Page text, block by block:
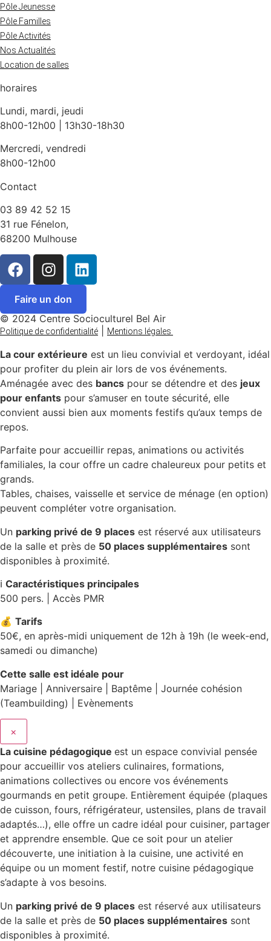
Pôle Jeunesse
Pôle Familles
Pôle Activités
Nos Actualités
Location de salles
horaires
Lundi, mardi, jeudi
8h00-12h00 | 13h30-18h30
Mercredi, vendredi
8h00-12h00
Contact
03 89 42 52 15
31 rue Fénelon,
68200 Mulhouse
Faire un don
© 2024 Centre Socioculturel Bel Air
Politique de confidentialité Mentions légales
La cour extérieure est un lieu convivial et verdoyant, idéal
pour profiter du plein air lors de vos événements.
Aménagée avec des bancs pour se détendre et des jeux
pour enfants pour s’amuser en toute sécurité, elle
convient aussi bien aux moments festifs qu’aux temps de
repos.
Parfaite pour accueillir repas, animations ou activités
familiales, la cour offre un cadre chaleureux pour petits et
grands.
Tables, chaises, vaisselle et service de ménage (en option)
peuvent compléter votre organisation.
Un parking privé de 9 places est réservé aux utilisateurs
de la salle et près de 50 places supplémentaires sont
disponibles à proximité.
ℹ️ Caractéristiques principales
500 pers. | Accès PMR
💰 Tarifs
50€, en après-midi uniquement de 12h à 19h (le week-end,
samedi ou dimanche)
Cette salle est idéale pour
Mariage | Anniversaire | Baptême | Journée cohésion
(Teambuilding) | Evènements
×
La cuisine pédagogique est un espace convivial pensée
pour accueillir vos ateliers culinaires, formations,
animations collectives ou encore vos événements
gourmands en petit groupe. Entièrement équipée (plaques
de cuisson, fours, réfrigérateur, ustensiles, plans de travail
adaptés…), elle offre un cadre idéal pour cuisiner, partager
et apprendre ensemble. Que ce soit pour un atelier
découverte, une initiation à la cuisine, une activité en
équipe ou un moment festif, notre cuisine pédagogique
s’adapte à vos besoins.
Un parking privé de 9 places est réservé aux utilisateurs
de la salle et près de 50 places supplémentaires sont
disponibles à proximité.